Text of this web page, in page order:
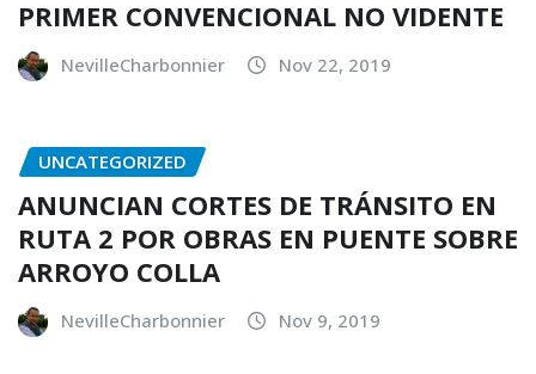
PRIMER CONVENCIONAL NO VIDENTE
NevilleCharbonnier Nov 22, 2019
UNCATEGORIZED
ANUNCIAN CORTES DE TRÁNSITO EN
RUTA 2 POR OBRAS EN PUENTE SOBRE
ARROYO COLLA
NevilleCharbonnier Nov 9, 2019